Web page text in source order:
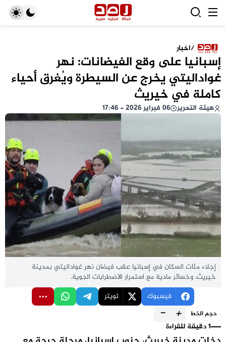
/اخبار
إسبانيا على وقع الفيضانات: نهر
غواداليتي يخرج عن السيطرة ويُغرق أحياء
كاملة في خيريث
هيئة التحرير 06 فبراير 2026 - 17:46
إجلاء مئات السكان في إسبانيا عقب فيضان نهر غواداليتي بمدينة
خيريث، وخسائر مادية مع استمرار الاضطرابات الجوية.
فيسبوك
تويتر
حجم الخط +
-
1 دقيقة للقراءة